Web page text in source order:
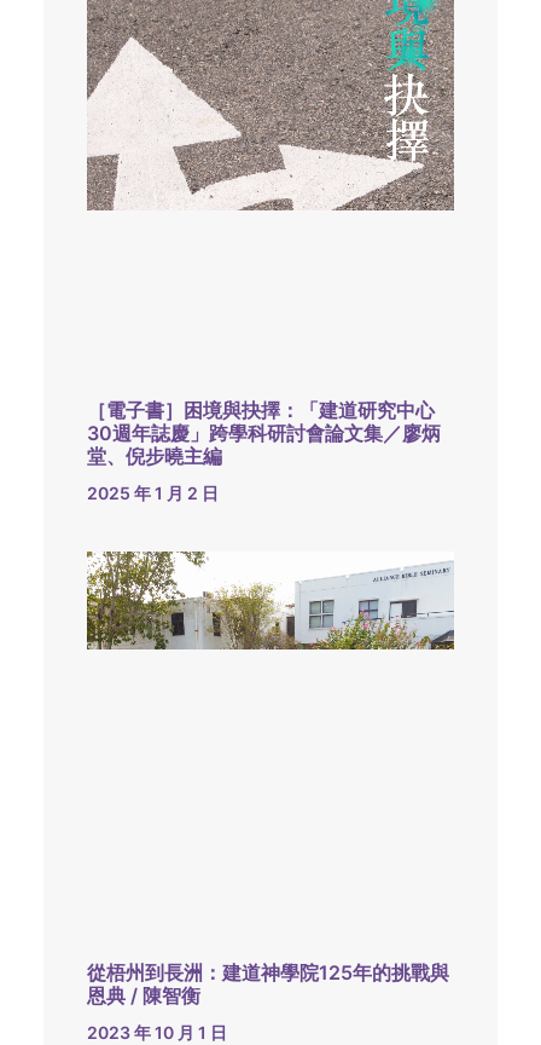
［電子書］困境與抉擇：「建道研究中心
30週年誌慶」跨學科研討會論文集／廖炳
堂、倪步曉主編
2025 年 1 月 2 日
從梧州到長洲：建道神學院125年的挑戰與
恩典 / 陳智衡
2023 年 10 月 1 日